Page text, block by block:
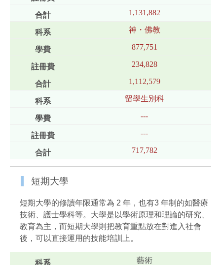
1,131,882
神・佛教
877,751
234,828
1,112,579
留學生別科
---
---
717,782
短期大學
短期大學的修讀年限通常為 2 年，也有3 年制的如醫療
技術、護士學科等。大學是以學術原理和理論的研究、
教育為主，而短期大學則把教育重點放在對進入社會
後，可以直接運用的技能培訓上。
藝術